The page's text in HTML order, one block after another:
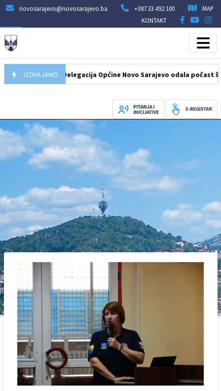
novosarajevo@novosarajevo.ba +387 33 492 100
MAP
KONTAKT
IZDVAJAMO
Delegacija Općine Novo Sarajevo odala počast šehidima